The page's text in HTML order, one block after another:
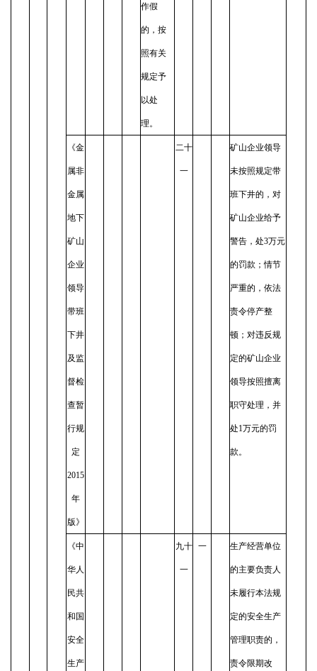
作假
的，按
照有关
规定予
以处
理。
《金
属非
金属
地下
矿山
企业
领导
带班
下井
及监
督检
查暂
行规
定
2015
年
版》
二十
一
矿山企业领导
未按照规定带
班下井的，对
矿山企业给予
警告，处3万元
的罚款；情节
严重的，依法
责令停产整
顿；对违反规
定的矿山企业
领导按照擅离
职守处理，并
处1万元的罚
款。
《中
华人
民共
和国
安全
生产
九十
一
一 生产经营单位
的主要负责人
未履行本法规
定的安全生产
管理职责的，
责令限期改